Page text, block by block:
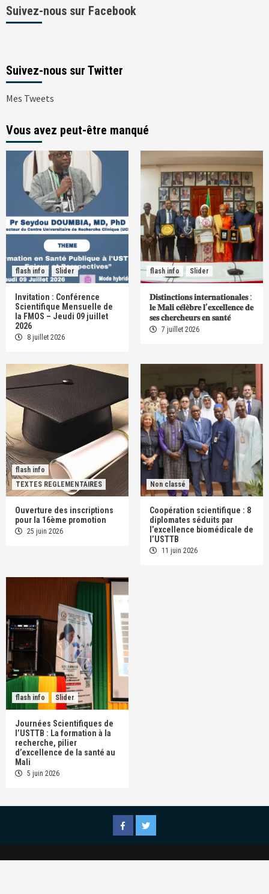
Suivez-nous sur Facebook
Suivez-nous sur Twitter
Mes Tweets
Vous avez peut-être manqué
flash info Slider
Invitation : Conférence
Scientifique Mensuelle de
la FMOS – Jeudi 09 juillet
2026
8 juillet 2026
flash info Slider
𝐃𝐢𝐬𝐭𝐢𝐧𝐜𝐭𝐢𝐨𝐧𝐬 𝐢𝐧𝐭𝐞𝐫𝐧𝐚𝐭𝐢𝐨𝐧𝐚𝐥𝐞𝐬 :
𝐥𝐞 𝐌𝐚𝐥𝐢 𝐜𝐞́𝐥𝐞̀𝐛𝐫𝐞 𝐥’𝐞𝐱𝐜𝐞𝐥𝐥𝐞𝐧𝐜𝐞 𝐝𝐞
𝐬𝐞𝐬 𝐜𝐡𝐞𝐫𝐜𝐡𝐞𝐮𝐫𝐬 𝐞𝐧 𝐬𝐚𝐧𝐭𝐞́
7 juillet 2026
flash info
TEXTES REGLEMENTAIRES
Ouverture des inscriptions
pour la 16ème promotion
25 juin 2026
Non classé
Coopération scientifique : 8
diplomates séduits par
l’excellence biomédicale de
l’USTTB
11 juin 2026
flash info Slider
Journées Scientifiques de
l’USTTB : La formation à la
recherche, pilier
d’excellence de la santé au
Mali
5 juin 2026
FacebookTwitter
Copyright © All rights reserved. Conception par